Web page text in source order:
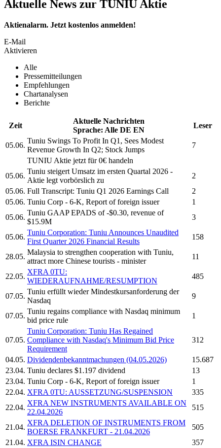
Aktuelle News zur TUNIU Aktie
Aktienalarm. Jetzt kostenlos anmelden!
E-Mail
Aktivieren
Alle
Pressemitteilungen
Empfehlungen
Chartanalysen
Berichte
Zeit
Aktuelle Nachrichten
Sprache: Alle DE EN
Leser
05.06.
Tuniu Swings To Profit In Q1, Sees Modest
Revenue Growth In Q2; Stock Jumps
7
TUNIU Aktie jetzt für 0€ handeln
05.06.
Tuniu steigert Umsatz im ersten Quartal 2026 -
Aktie legt vorbörslich zu
2
05.06. Full Transcript: Tuniu Q1 2026 Earnings Call
2
05.06. Tuniu Corp - 6-K, Report of foreign issuer
1
05.06.
Tuniu GAAP EPADS of -$0.30, revenue of
$15.9M
3
05.06.
Tuniu Corporation: Tuniu Announces Unaudited
First Quarter 2026 Financial Results
158
28.05.
Malaysia to strengthen cooperation with Tuniu,
attract more Chinese tourists - minister
11
22.05.
XFRA 0TU:
WIEDERAUFNAHME/RESUMPTION
485
07.05.
Tuniu erfüllt wieder Mindestkursanforderung der
Nasdaq
9
07.05.
Tuniu regains compliance with Nasdaq minimum
bid price rule
1
07.05.
Tuniu Corporation: Tuniu Has Regained
Compliance with Nasdaq's Minimum Bid Price
Requirement
312
04.05. Dividendenbekanntmachungen (04.05.2026)
15.687
23.04. Tuniu declares $1.197 dividend
13
23.04. Tuniu Corp - 6-K, Report of foreign issuer
1
22.04. XFRA 0TU: AUSSETZUNG/SUSPENSION
335
22.04.
XFRA NEW INSTRUMENTS AVAILABLE ON
22.04.2026
515
21.04.
XFRA DELETION OF INSTRUMENTS FROM
BOERSE FRANKFURT - 21.04.2026
505
21.04. XFRA ISIN CHANGE
357